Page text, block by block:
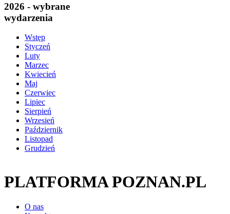
2026 - wybrane
wydarzenia
Wstęp
Styczeń
Luty
Marzec
Kwiecień
Maj
Czerwiec
Lipiec
Sierpień
Wrzesień
Październik
Listopad
Grudzień
PLATFORMA POZNAN.PL
O nas